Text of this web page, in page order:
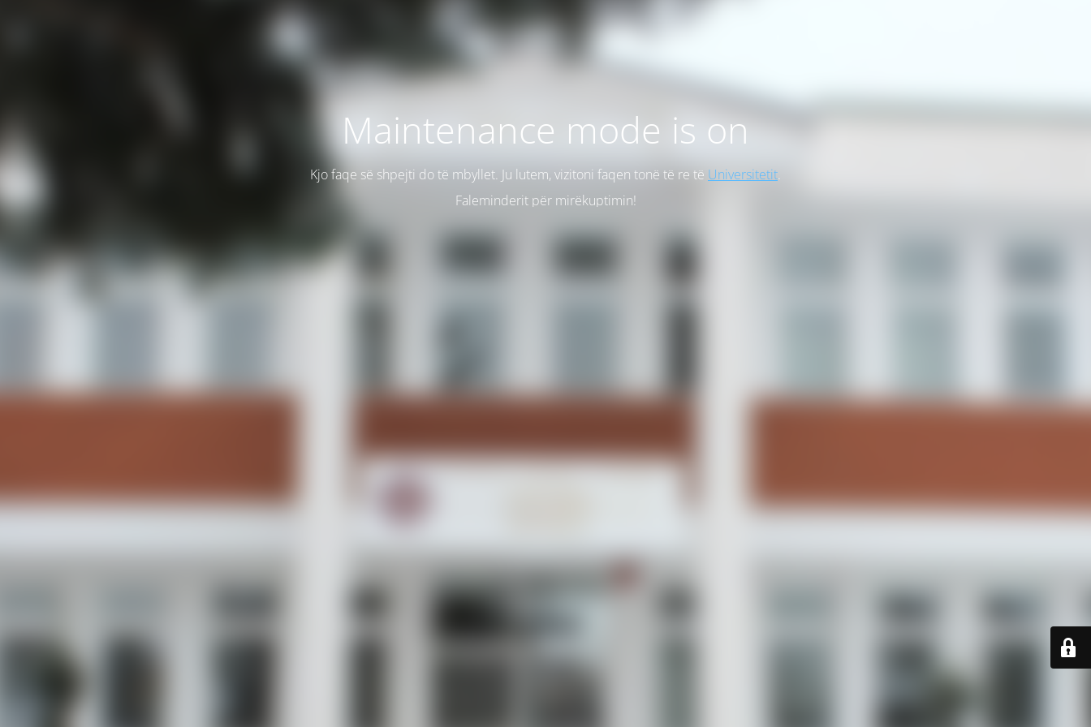
Maintenance mode is on
Kjo faqe së shpejti do të mbyllet. Ju lutem, vizitoni faqen tonë të re të Universitetit.
Faleminderit për mirëkuptimin!